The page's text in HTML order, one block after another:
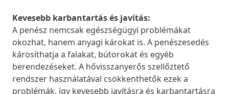
Kevesebb karbantartás és javítás:
A penész nemcsak egészségügyi problémákat
okozhat, hanem anyagi károkat is. A penészesedés
károsíthatja a falakat, bútorokat és egyéb
berendezéseket. A hővisszanyerős szellőztető
rendszer használatával csökkenthetők ezek a
problémák, így kevesebb javításra és karbantartásra